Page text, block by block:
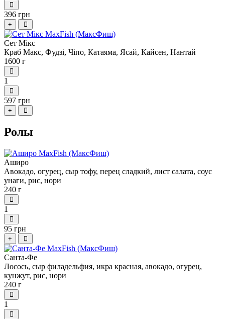
396 грн
+
Сет Мікс
Краб Макс, Фудзі, Чіпо, Катаяма, Ясай, Кайсен, Нантай
1600 г
1
597 грн
+
Ролы
Аширо
Авокадо, огурец, сыр тофу, перец сладкий, лист салата, соус
унаги, рис, нори
240 г
1
95 грн
+
Санта-Фе
Лосось, сыр филадельфия, икра красная, авокадо, огурец,
кунжут, рис, нори
240 г
1